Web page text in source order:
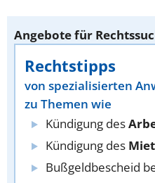
Angebote für
Rechtstipps
von spezialisierten
zu Themen wie
Kündigung des
Kündigung des
Bußgeldbescheid